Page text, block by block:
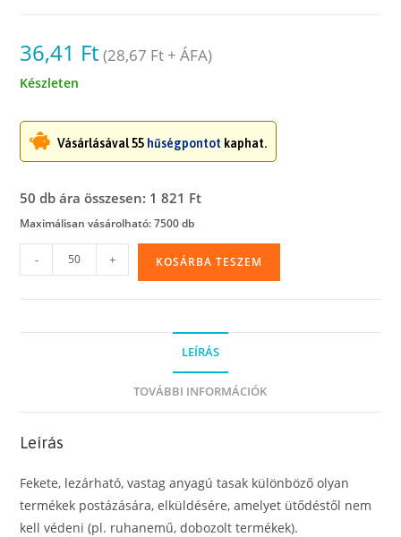
36,41 Ft (28,67 Ft + ÁFA)
Készleten
Vásárlásával 55 hűségpontot kaphat.
50 db ára összesen: 1 821 Ft
Maximálisan vásárolható: 7500 db
futártasak,
tasak
újrahasznosított
anyagból
mennyiség
- + KOSÁRBA TESZEM
LEÍRÁS
TOVÁBBI INFORMÁCIÓK
Leírás
Fekete, lezárható, vastag anyagú tasak különböző olyan
termékek postázására, elküldésére, amelyet ütődéstől nem
kell védeni (pl. ruhanemű, dobozolt termékek).